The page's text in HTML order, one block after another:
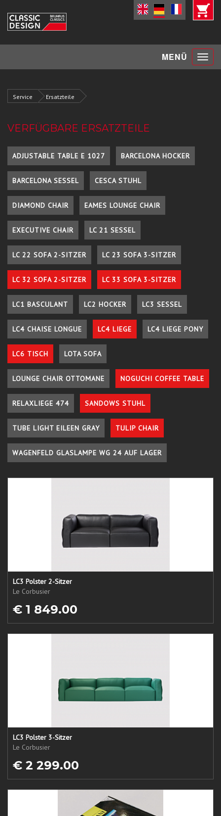
MENÜ Toggle
Service Ersatzteile
VERFÜGBARE ERSATZTEILE
ADJUSTABLE TABLE E 1027 BARCELONA HOCKER
BARCELONA SESSEL CESCA STUHL
DIAMOND CHAIR EAMES LOUNGE CHAIR
EXECUTIVE CHAIR LC 21 SESSEL
LC 22 SOFA 2-SITZER LC 23 SOFA 3-SITZER
LC 32 SOFA 2-SITZER LC 33 SOFA 3-SITZER
LC1 BASCULANT LC2 HOCKER LC3 SESSEL
LC4 CHAISE LONGUE LC4 LIEGE LC4 LIEGE PONY
LC6 TISCH LOTA SOFA
LOUNGE CHAIR OTTOMANE NOGUCHI COFFEE TABLE
RELAXLIEGE 474 SANDOWS STUHL
TUBE LIGHT EILEEN GRAY TULIP CHAIR
WAGENFELD GLASLAMPE WG 24 AUF LAGER
LC3 Polster 2-Sitzer
Le Corbusier
€ 1 849.00
LC3 Polster 3-Sitzer
Le Corbusier
€ 2 299.00